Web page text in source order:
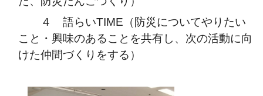
４ 語らいTIME（防災についてやりたい
こと・興味のあることを共有し、次の活動に向
けた仲間づくりをする）